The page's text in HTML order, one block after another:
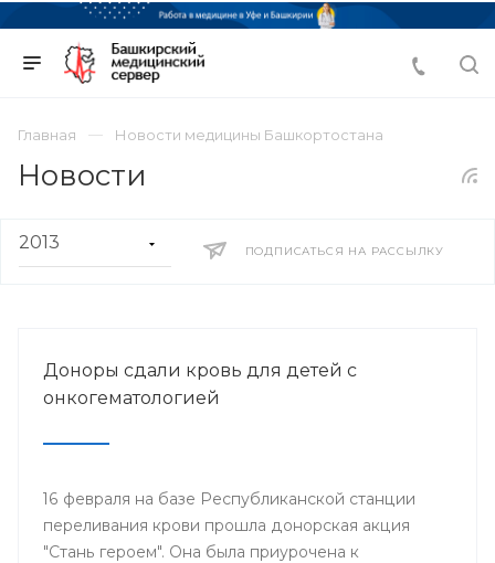
Главная Новости медицины Башкортостана
Новости
ПОДПИСАТЬСЯ НА РАССЫЛКУ
Доноры сдали кровь для детей с
онкогематологией
16 февраля на базе Республиканской станции
переливания крови прошла донорская акция
"Стань героем". Она была приурочена к